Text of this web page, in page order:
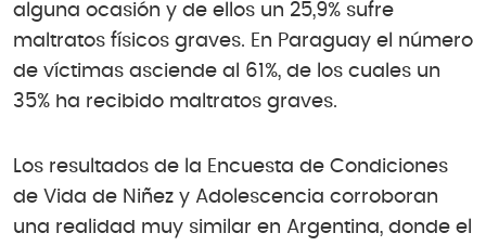
alguna ocasión y de ellos un 25,9% sufre
maltratos físicos graves. En Paraguay el número
de víctimas asciende al 61%, de los cuales un
35% ha recibido maltratos graves.
Los resultados de la Encuesta de Condiciones
de Vida de Niñez y Adolescencia corroboran
una realidad muy similar en Argentina, donde el